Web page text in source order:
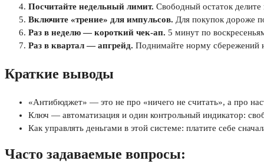
Посчитайте недельный лимит. Свободный остаток
Включите «трение» для импульсов. Для покупок дороже
Раз в неделю — короткий чек‑ап. 5 минут по
Раз в квартал — апгрейд. Поднимайте норму сбережений
Краткие выводы
«Антибюджет» — это не про «ничего не считать», а про
Ключ — автоматизация и один контрольный индикатор:
Как управлять деньгами в этой системе: платите себе
Часто задаваемые вопросы: